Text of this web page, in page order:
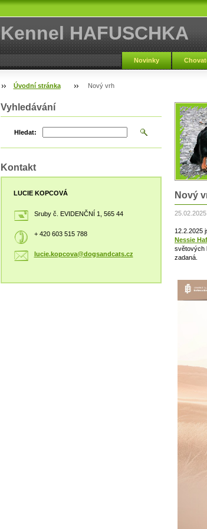
Kennel HAFUSCHKA
Novinky
Úvodní stránka Nový vrh
Nový
12.2.2025
Nessie
světových
zadaná.
Vyhledávání
Hledat:
Kontakt
LUCIE KOPCOVÁ
Sruby č. EVIDENČNÍ 1, 565 44
+ 420 603 515 788
lucie.kopcova@dogsandcats.cz